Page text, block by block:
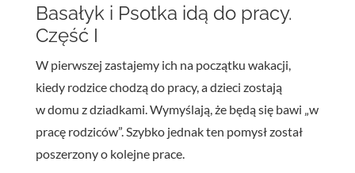
Basałyk i Psotka idą do pracy.
Część I
W pierwszej zastajemy ich na początku wakacji,
kiedy rodzice chodzą do pracy, a dzieci zostają
w domu z dziadkami. Wymyślają, że będą się bawi „w
pracę rodziców”. Szybko jednak ten pomysł został
poszerzony o kolejne prace.